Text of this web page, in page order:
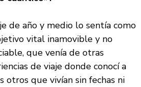
de año y medio lo sentía como
vital inamovible y no
que venía de otras
de viaje donde conocí a
otros que vivían sin fechas ni